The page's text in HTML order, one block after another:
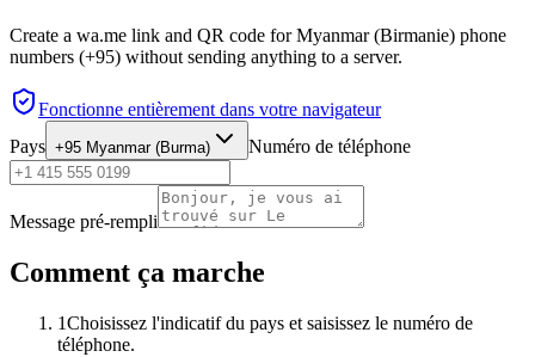
Create a wa.me link and QR code for Myanmar (Birmanie) phone
numbers (+95) without sending anything to a server.
Fonctionne entièrement dans votre navigateur
Pays +95 Myanmar (Burma) Numéro de téléphone
Message pré-rempli
Comment ça marche
1Choisissez l'indicatif du pays et saisissez le numéro de
téléphone.